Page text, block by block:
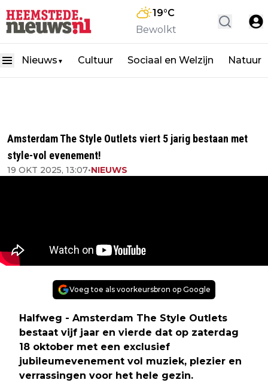
19°C
Bewolkt
Nieuws ▼ Cultuur Sociaal en Welzijn Natuur
Amsterdam The Style Outlets viert 5 jarig bestaan met
style-vol evenement!
19 OKT 2025, 13:07•NIEUWS
Voeg toe als voorkeursbron op Google
Halfweg - Amsterdam The Style Outlets
bestaat vijf jaar en vierde dat op zaterdag
18 oktober met een exclusief
jubileumevenement vol muziek, plezier en
verrassingen voor het hele gezin.